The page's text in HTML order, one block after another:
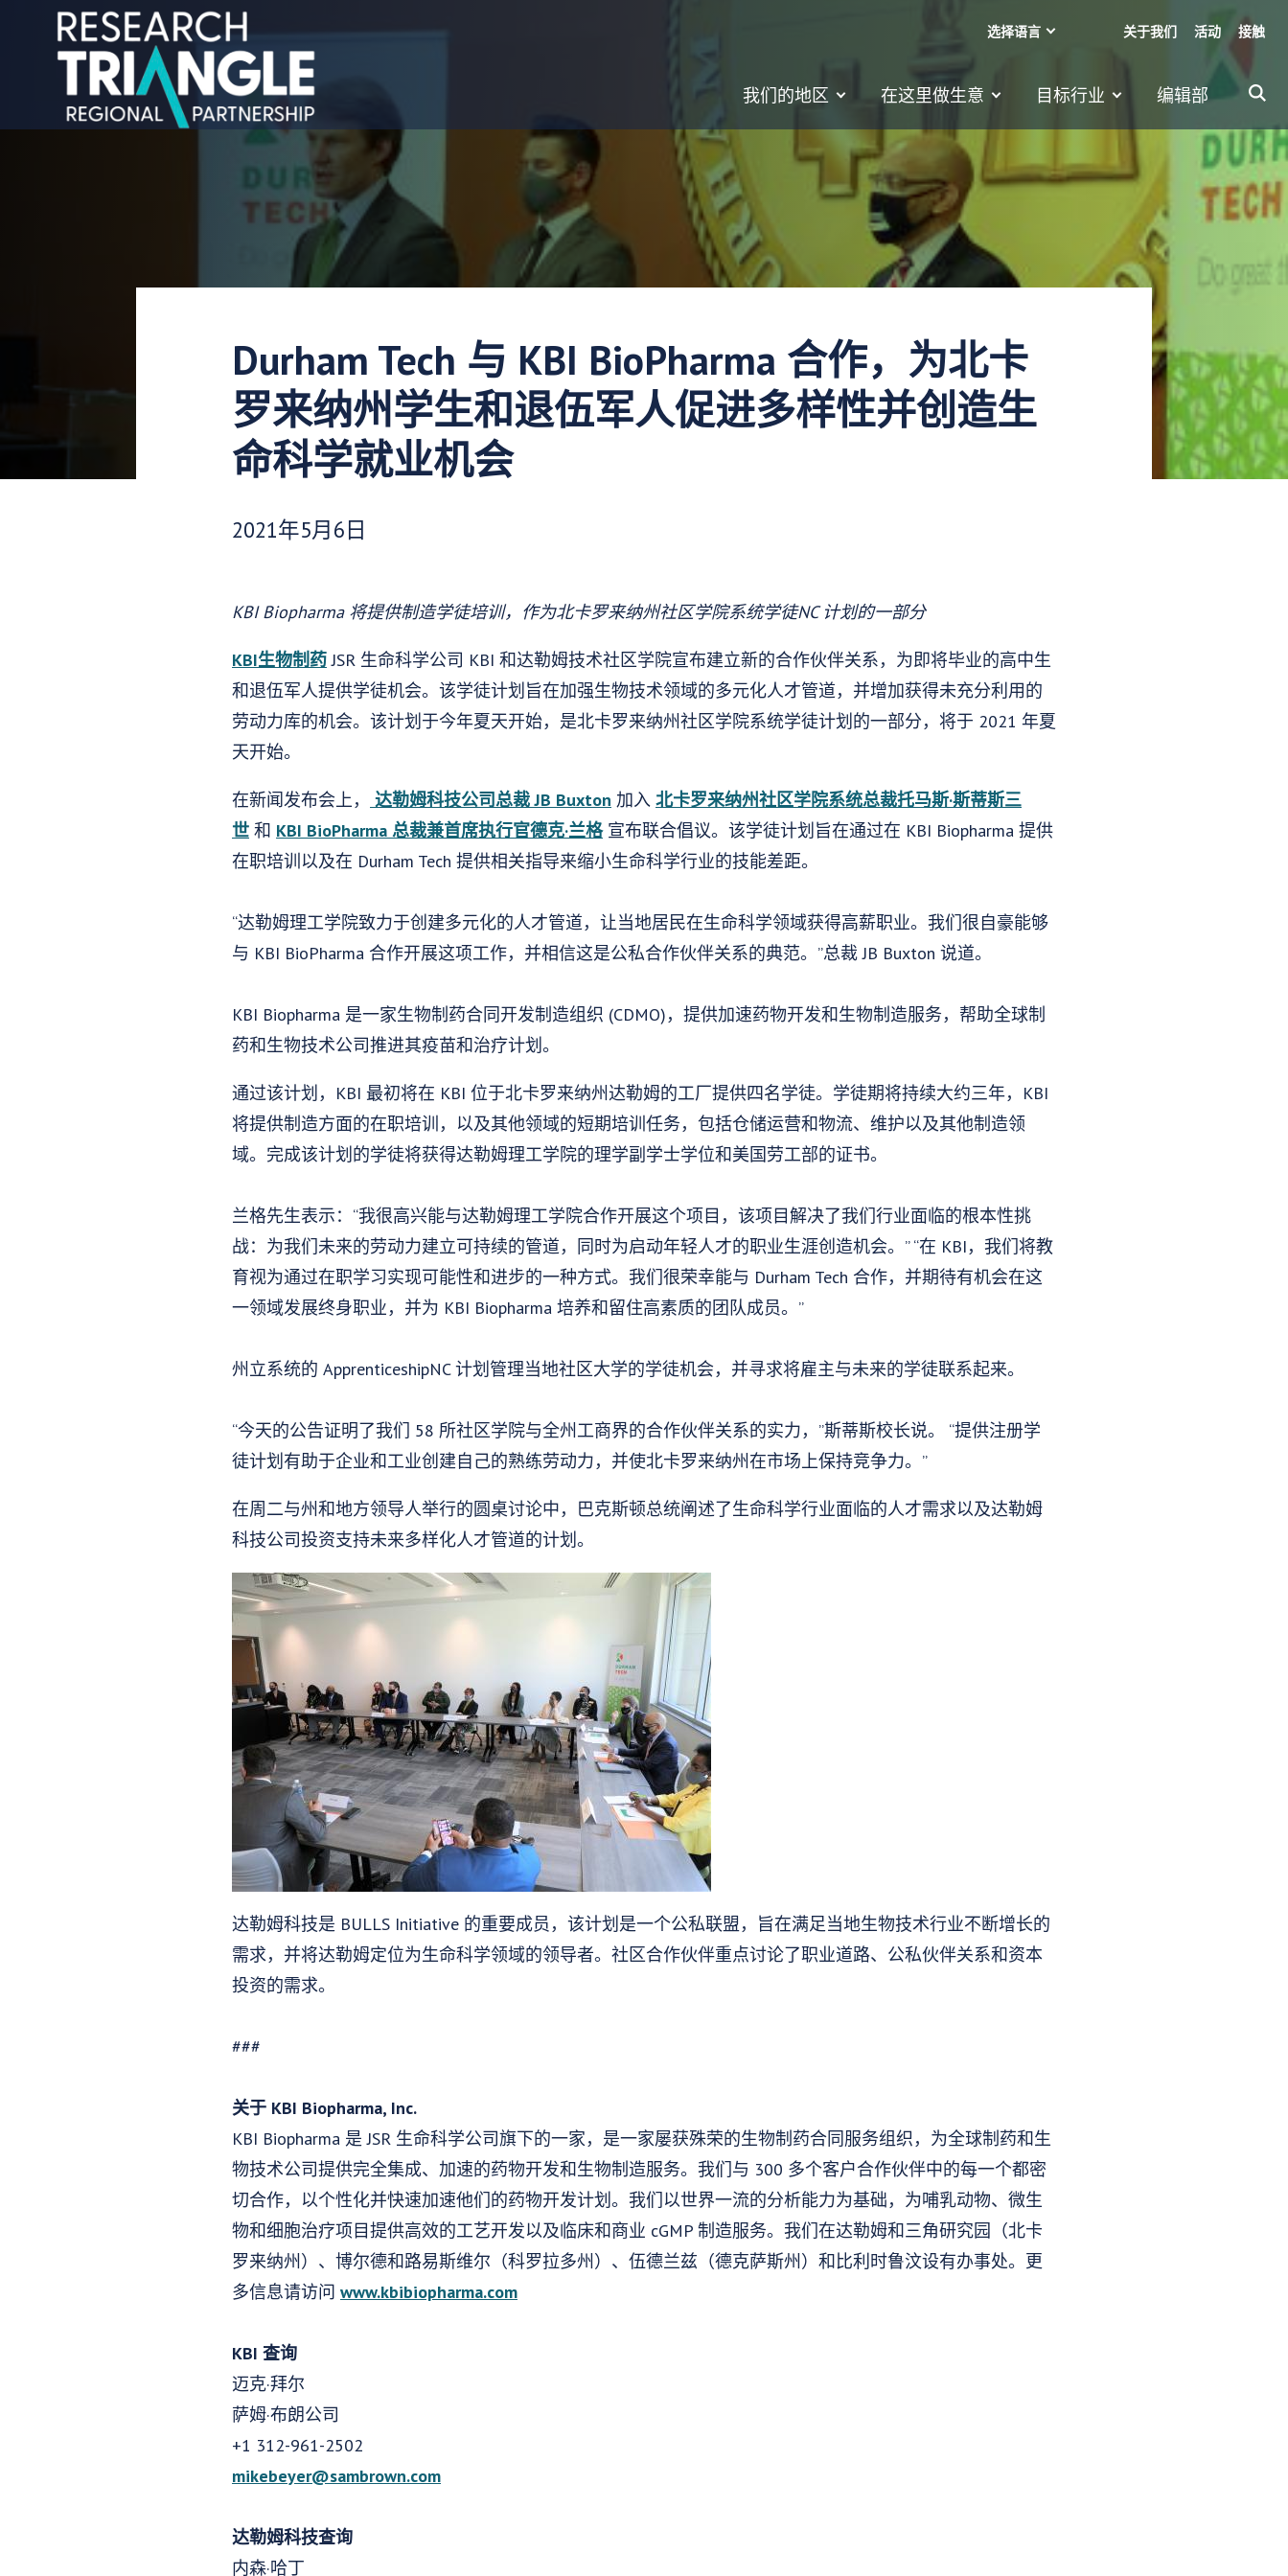
跳至内容
我们的地区 在这里做生意 目标行业 编辑部
关于我们 活动 接触
选择语言
Durham Tech 与 KBI BioPharma 合作，为北卡
罗来纳州学生和退伍军人促进多样性并创造生
命科学就业机会
发布日期：
2021年5月6日
KBI Biopharma 将提供制造学徒培训，作为北卡罗来纳州社区学院系统学徒NC 计划的一部分
KBI生物制药JSR 生命科学公司 KBI 和达勒姆技术社区学院宣布建立新的合作伙伴关系，为即将毕业的高中生
和退伍军人提供学徒机会。该学徒计划旨在加强生物技术领域的多元化人才管道，并增加获得未充分利用的
劳动力库的机会。该计划于今年夏天开始，是北卡罗来纳州社区学院系统学徒计划的一部分，将于 2021 年夏
天开始。
在新闻发布会上， 达勒姆科技公司总裁 JB Buxton 加入 北卡罗来纳州社区学院系统总裁托马斯·斯蒂斯三
世 和 KBI BioPharma 总裁兼首席执行官德克·兰格宣布联合倡议。该学徒计划旨在通过在 KBI Biopharma 提供
在职培训以及在 Durham Tech 提供相关指导来缩小生命科学行业的技能差距。
“达勒姆理工学院致力于创建多元化的人才管道，让当地居民在生命科学领域获得高薪职业。我们很自豪能够
与 KBI BioPharma 合作开展这项工作，并相信这是公私合作伙伴关系的典范。”总裁 JB Buxton 说道。
KBI Biopharma 是一家生物制药合同开发制造组织 (CDMO)，提供加速药物开发和生物制造服务，帮助全球制
药和生物技术公司推进其疫苗和治疗计划。
通过该计划，KBI 最初将在 KBI 位于北卡罗来纳州达勒姆的工厂提供四名学徒。学徒期将持续大约三年，KBI
将提供制造方面的在职培训，以及其他领域的短期培训任务，包括仓储运营和物流、维护以及其他制造领
域。完成该计划的学徒将获得达勒姆理工学院的理学副学士学位和美国劳工部的证书。
兰格先生表示：“我很高兴能与达勒姆理工学院合作开展这个项目，该项目解决了我们行业面临的根本性挑
战：为我们未来的劳动力建立可持续的管道，同时为启动年轻人才的职业生涯创造机会。” “在 KBI，我们将教
育视为通过在职学习实现可能性和进步的一种方式。我们很荣幸能与 Durham Tech 合作，并期待有机会在这
一领域发展终身职业，并为 KBI Biopharma 培养和留住高素质的团队成员。”
州立系统的 ApprenticeshipNC 计划管理当地社区大学的学徒机会，并寻求将雇主与未来的学徒联系起来。
“今天的公告证明了我们 58 所社区学院与全州工商界的合作伙伴关系的实力，”斯蒂斯校长说。 “提供注册学
徒计划有助于企业和工业创建自己的熟练劳动力，并使北卡罗来纳州在市场上保持竞争力。”
在周二与州和地方领导人举行的圆桌讨论中，巴克斯顿总统阐述了生命科学行业面临的人才需求以及达勒姆
科技公司投资支持未来多样化人才管道的计划。
达勒姆科技是 BULLS Initiative 的重要成员，该计划是一个公私联盟，旨在满足当地生物技术行业不断增长的
需求，并将达勒姆定位为生命科学领域的领导者。社区合作伙伴重点讨论了职业道路、公私伙伴关系和资本
投资的需求。
###
关于 KBI Biopharma, Inc.
KBI Biopharma 是 JSR 生命科学公司旗下的一家，是一家屡获殊荣的生物制药合同服务组织，为全球制药和生
物技术公司提供完全集成、加速的药物开发和生物制造服务。我们与 300 多个客户合作伙伴中的每一个都密
切合作，以个性化并快速加速他们的药物开发计划。我们以世界一流的分析能力为基础，为哺乳动物、微生
物和细胞治疗项目提供高效的工艺开发以及临床和商业 cGMP 制造服务。我们在达勒姆和三角研究园（北卡
罗来纳州）、博尔德和路易斯维尔（科罗拉多州）、伍德兰兹（德克萨斯州）和比利时鲁汶设有办事处。更
多信息请访问 www.kbibiopharma.com
KBI 查询
迈克·拜尔
萨姆·布朗公司
+1 312-961-2502
mikebeyer@sambrown.com
达勒姆科技查询
内森·哈丁